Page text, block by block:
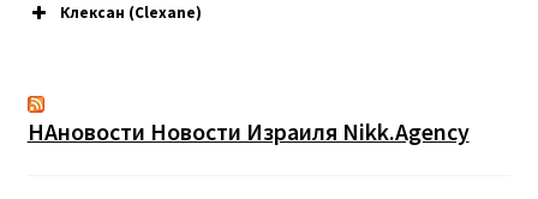
Клексан (Clexane)
НАновости Новости Израиля Nikk.Agency